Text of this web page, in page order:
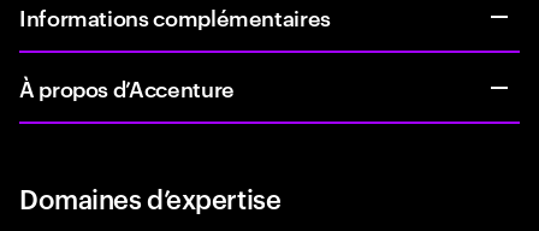
Informations complémentaires
À propos d’Accenture
Domaines d’expertise